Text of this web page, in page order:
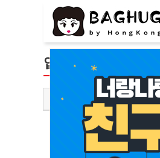
입생로랑
루이비통 구찌 버버리